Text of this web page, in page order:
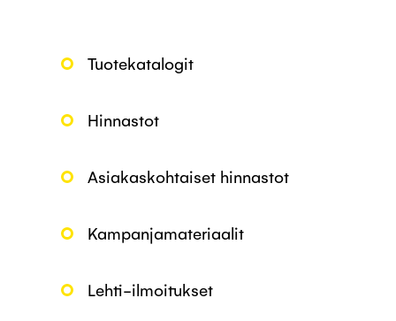
Tuotekatalogit
Hinnastot
Asiakaskohtaiset hinnastot
Kampanjamateriaalit
Lehti-ilmoitukset